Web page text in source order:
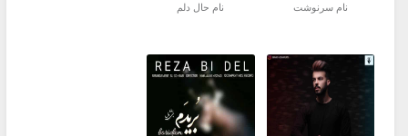
نام سرنوشت
نام حال دلم